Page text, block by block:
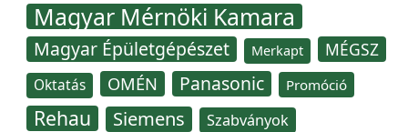
Magyar Mérnöki Kamara
Magyar Épületgépészet Merkapt MÉGSZ
Oktatás OMÉN Panasonic Promóció
Rehau Siemens Szabványok